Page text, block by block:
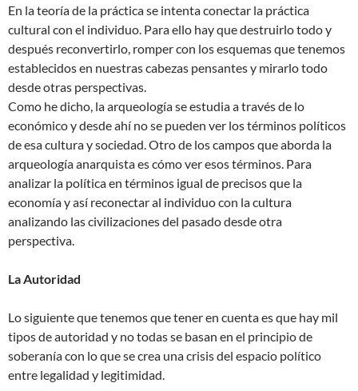
En la teoría de la práctica se intenta conectar la práctica
cultural con el individuo. Para ello hay que destruirlo todo y
después reconvertirlo, romper con los esquemas que tenemos
establecidos en nuestras cabezas pensantes y mirarlo todo
desde otras perspectivas.
Como he dicho, la arqueología se estudia a través de lo
económico y desde ahí no se pueden ver los términos políticos
de esa cultura y sociedad. Otro de los campos que aborda la
arqueología anarquista es cómo ver esos términos. Para
analizar la política en términos igual de precisos que la
economía y así reconectar al individuo con la cultura
analizando las civilizaciones del pasado desde otra
perspectiva.
La Autoridad
Lo siguiente que tenemos que tener en cuenta es que hay mil
tipos de autoridad y no todas se basan en el principio de
soberanía con lo que se crea una crisis del espacio político
entre legalidad y legitimidad.